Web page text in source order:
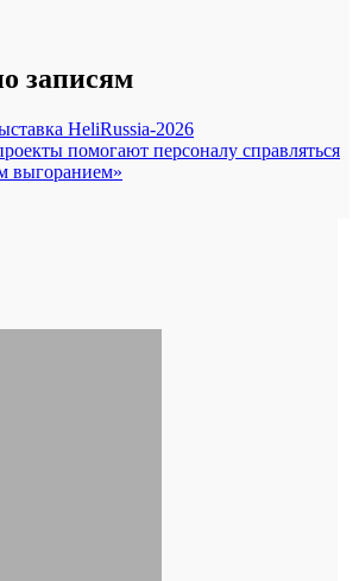
записям
HeliRussia-2026
помогают персоналу справляться
выгоранием»